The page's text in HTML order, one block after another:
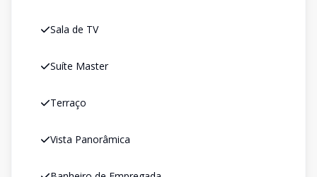
Sala de TV
Suíte Master
Terraço
Vista Panorâmica